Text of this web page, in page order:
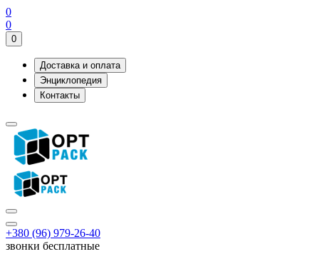
0
0
0
Доставка и оплата
Энциклопедия
Контакты
+380 (96) 979-26-40
звонки бесплатные